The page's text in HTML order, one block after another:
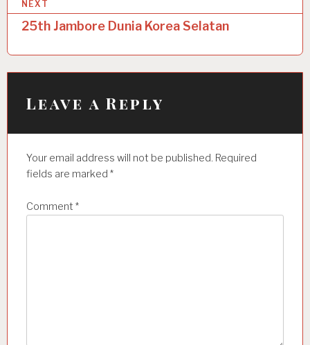
v
i
t
NEXT
25th Jambore Dunia Korea Selatan
Leave a Reply
Your email address will not be published. Required
fields are marked *
Comment *